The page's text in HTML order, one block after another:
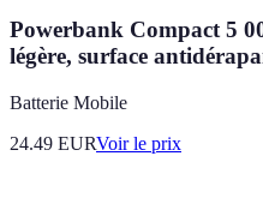
Powerbank Compact 5
légère, surface
Batterie Mobile
24.49 EURVoir le prix